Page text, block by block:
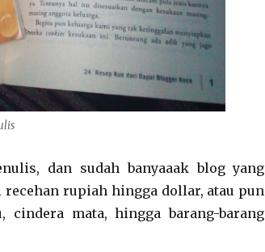
dan sudah banyaaak blog yang
rupiah hingga dollar, atau pun
cindera mata, hingga barang-barang